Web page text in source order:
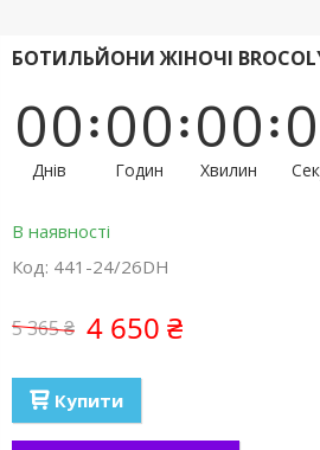
БОТИЛЬЙОНИ ЖІНОЧІ
00
Днів
00
Годин
00
Хвилин
0
В наявності
Код: 441-24/26DH
5 365 ₴ 4 650 ₴
Купити